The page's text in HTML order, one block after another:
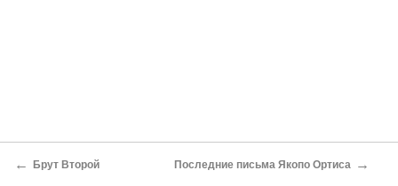
← Брут Второй Последние письма Якопо Ортиса →